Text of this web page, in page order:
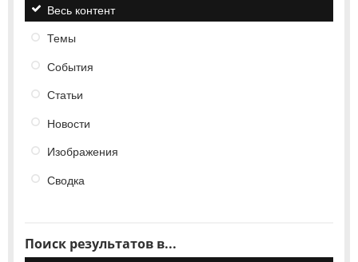
Весь контент
Темы
События
Статьи
Новости
Изображения
Сводка
Поиск результатов в...